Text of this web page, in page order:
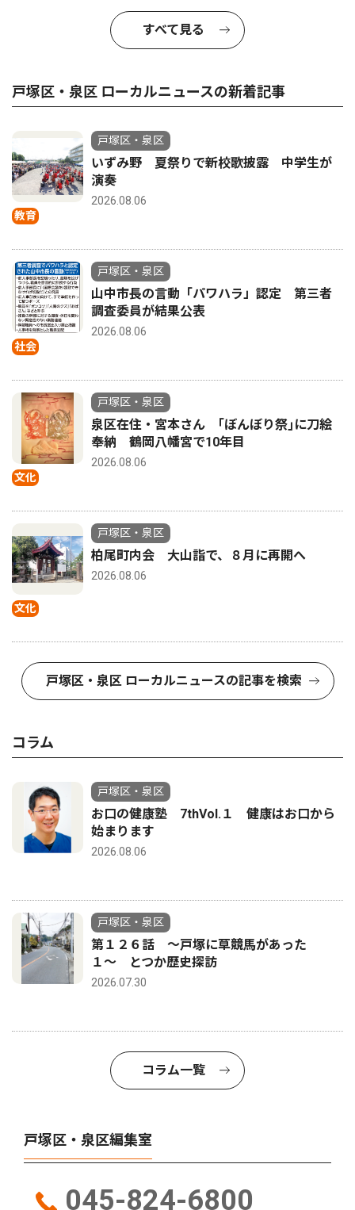
すべて見る
戸塚区・泉区 ローカルニュースの新着記事
教育
戸塚区・泉区
いずみ野 夏祭りで新校歌披露 中学生が
演奏
2026.08.06
社会
戸塚区・泉区
山中市長の言動「パワハラ」認定 第三者
調査委員が結果公表
2026.08.06
文化
戸塚区・泉区
泉区在住・宮本さん ｢ぼんぼり祭｣に刀絵
奉納 鶴岡八幡宮で10年目
2026.08.06
文化
戸塚区・泉区
柏尾町内会 大山詣で、８月に再開へ
2026.08.06
戸塚区・泉区 ローカルニュースの記事を検索
コラム
戸塚区・泉区
お口の健康塾 7thVol.１ 健康はお口から
始まります
2026.08.06
戸塚区・泉区
第１２６話 〜戸塚に草競馬があった
１〜 とつか歴史探訪
2026.07.30
コラム一覧
戸塚区・泉区編集室
045-824-6800